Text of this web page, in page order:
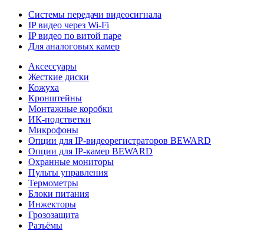
Системы передачи видеосигнала
IP видео через Wi-Fi
IP видео по витой паре
Для аналоговых камер
Аксессуары
Жесткие диски
Кожуха
Кронштейны
Монтажные коробки
ИК-подстветки
Микрофоны
Опции для IP-видеорегистраторов BEWARD
Опции для IP-камер BEWARD
Охранные мониторы
Пульты управления
Термометры
Блоки питания
Инжекторы
Грозозащита
Разъёмы